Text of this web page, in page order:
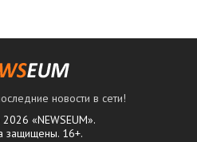
новости в сети!
«NEWSEUM».
защищены. 16+.